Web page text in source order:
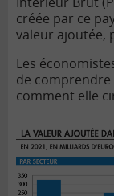
créée par ce
valeur ajoutée,
Les
de comprendre
comment elle